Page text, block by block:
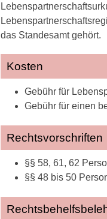
das Standesamt gehört.
Kosten
Gebühr für
Gebühr für einen
Rechtsvorschriften
§§ 58, 61, 62
§§ 48 bis 50